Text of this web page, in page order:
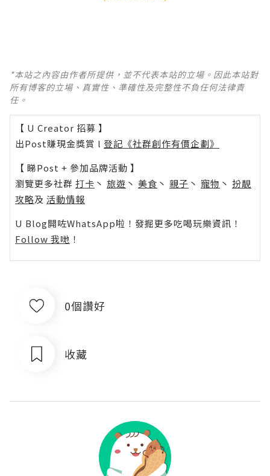
*本站之內容由作者所提供，並不代表本站的立場。因此本站對
所有博客的立場、真實性、準確性及完整性不負任何法律責
任。
【 U Creator 招募 】
出Post賺現金獎賞 l 登記《社群創作有價企劃》
【 睇Post + 參加品牌活動 】
瀏覽更多社群 打卡 丶 旅遊 丶 美食 丶 親子 丶 寵物 丶 扮靚
攻略及 活動情報
U Blog開咗WhatsApp啦！發掘更多吃喝玩樂資訊！
Follow 我哋 ！
0個讚好
收藏